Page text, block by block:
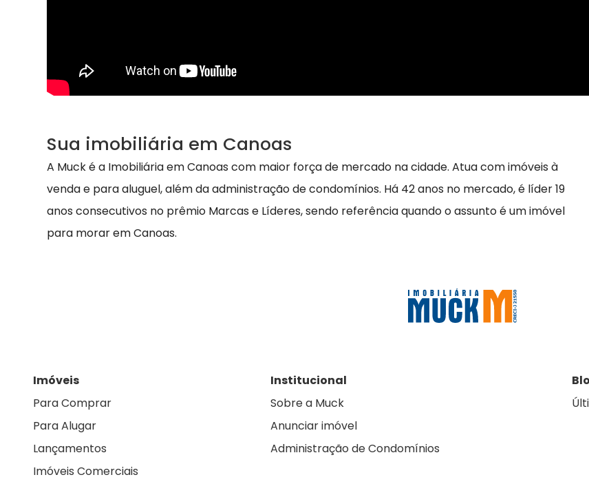
Sua imobiliária em Canoas
A Muck é a Imobiliária em Canoas com maior força de mercado na cidade. Atua com imóveis à
venda e para aluguel, além da administração de condomínios. Há 42 anos no mercado, é líder 19
anos consecutivos no prêmio Marcas e Líderes, sendo referência quando o assunto é um imóvel
para morar em Canoas.
Imóveis
Para Comprar
Para Alugar
Lançamentos
Imóveis Comerciais
Institucional
Sobre a Muck
Anunciar imóvel
Administração de Condomínios